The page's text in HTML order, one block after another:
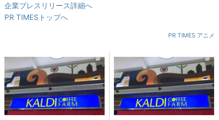
企業プレスリリース詳細へ
PR TIMESトップへ
PR TIMES アニメ